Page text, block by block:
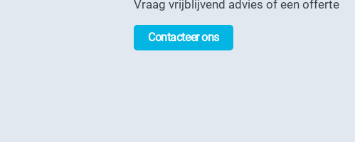
Vraag vrijblijvend advies of een offerte
Contacteer ons